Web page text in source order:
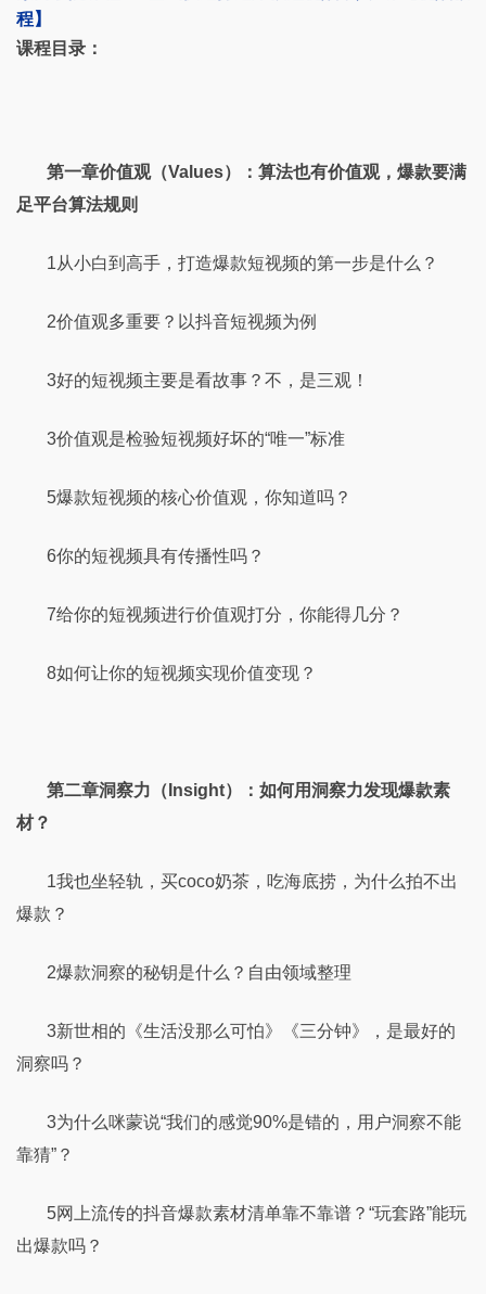
程】
课程目录：
第一章价值观（Values）：算法也有价值观，爆款要满
足平台算法规则
1从小白到高手，打造爆款短视频的第一步是什么？
2价值观多重要？以抖音短视频为例
3好的短视频主要是看故事？不，是三观！
3价值观是检验短视频好坏的“唯一”标准
5爆款短视频的核心价值观，你知道吗？
6你的短视频具有传播性吗？
7给你的短视频进行价值观打分，你能得几分？
8如何让你的短视频实现价值变现？
第二章洞察力（Insight）：如何用洞察力发现爆款素
材？
1我也坐轻轨，买coco奶茶，吃海底捞，为什么拍不出
爆款？
2爆款洞察的秘钥是什么？自由领域整理
3新世相的《生活没那么可怕》《三分钟》，是最好的
洞察吗？
3为什么咪蒙说“我们的感觉90%是错的，用户洞察不能
靠猜”？
5网上流传的抖音爆款素材清单靠不靠谱？“玩套路”能玩
出爆款吗？